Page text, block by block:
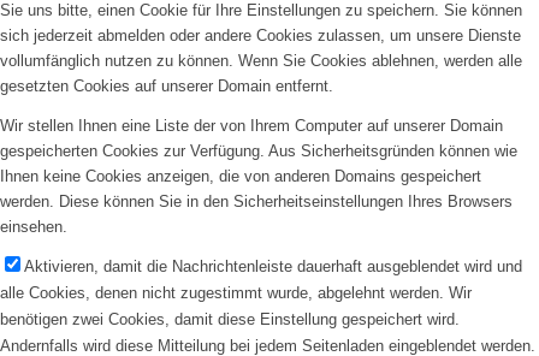
Sie uns bitte, einen Cookie für Ihre Einstellungen zu speichern. Sie können
sich jederzeit abmelden oder andere Cookies zulassen, um unsere Dienste
vollumfänglich nutzen zu können. Wenn Sie Cookies ablehnen, werden alle
gesetzten Cookies auf unserer Domain entfernt.
Wir stellen Ihnen eine Liste der von Ihrem Computer auf unserer Domain
gespeicherten Cookies zur Verfügung. Aus Sicherheitsgründen können wie
Ihnen keine Cookies anzeigen, die von anderen Domains gespeichert
werden. Diese können Sie in den Sicherheitseinstellungen Ihres Browsers
einsehen.
Aktivieren, damit die Nachrichtenleiste dauerhaft ausgeblendet wird und
alle Cookies, denen nicht zugestimmt wurde, abgelehnt werden. Wir
benötigen zwei Cookies, damit diese Einstellung gespeichert wird.
Andernfalls wird diese Mitteilung bei jedem Seitenladen eingeblendet werden.